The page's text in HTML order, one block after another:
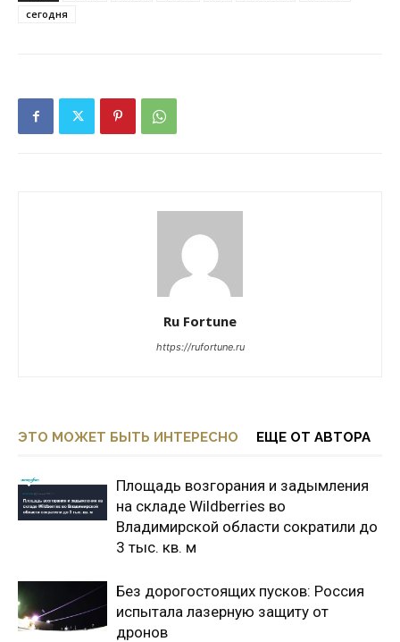
сегодня
Ru Fortune
https://rufortune.ru
ЭТО МОЖЕТ БЫТЬ ИНТЕРЕСНО ЕЩЕ ОТ АВТОРА
Площадь возгорания и задымления
на складе Wildberries во
Владимирской области сократили до
3 тыс. кв. м
Без дорогостоящих пусков: Россия
испытала лазерную защиту от
дронов